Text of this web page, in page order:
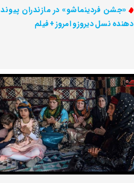
«جشن فردینماشو» در مازندران پیوند
دهنده نسل دیروز و امروز +فیلم